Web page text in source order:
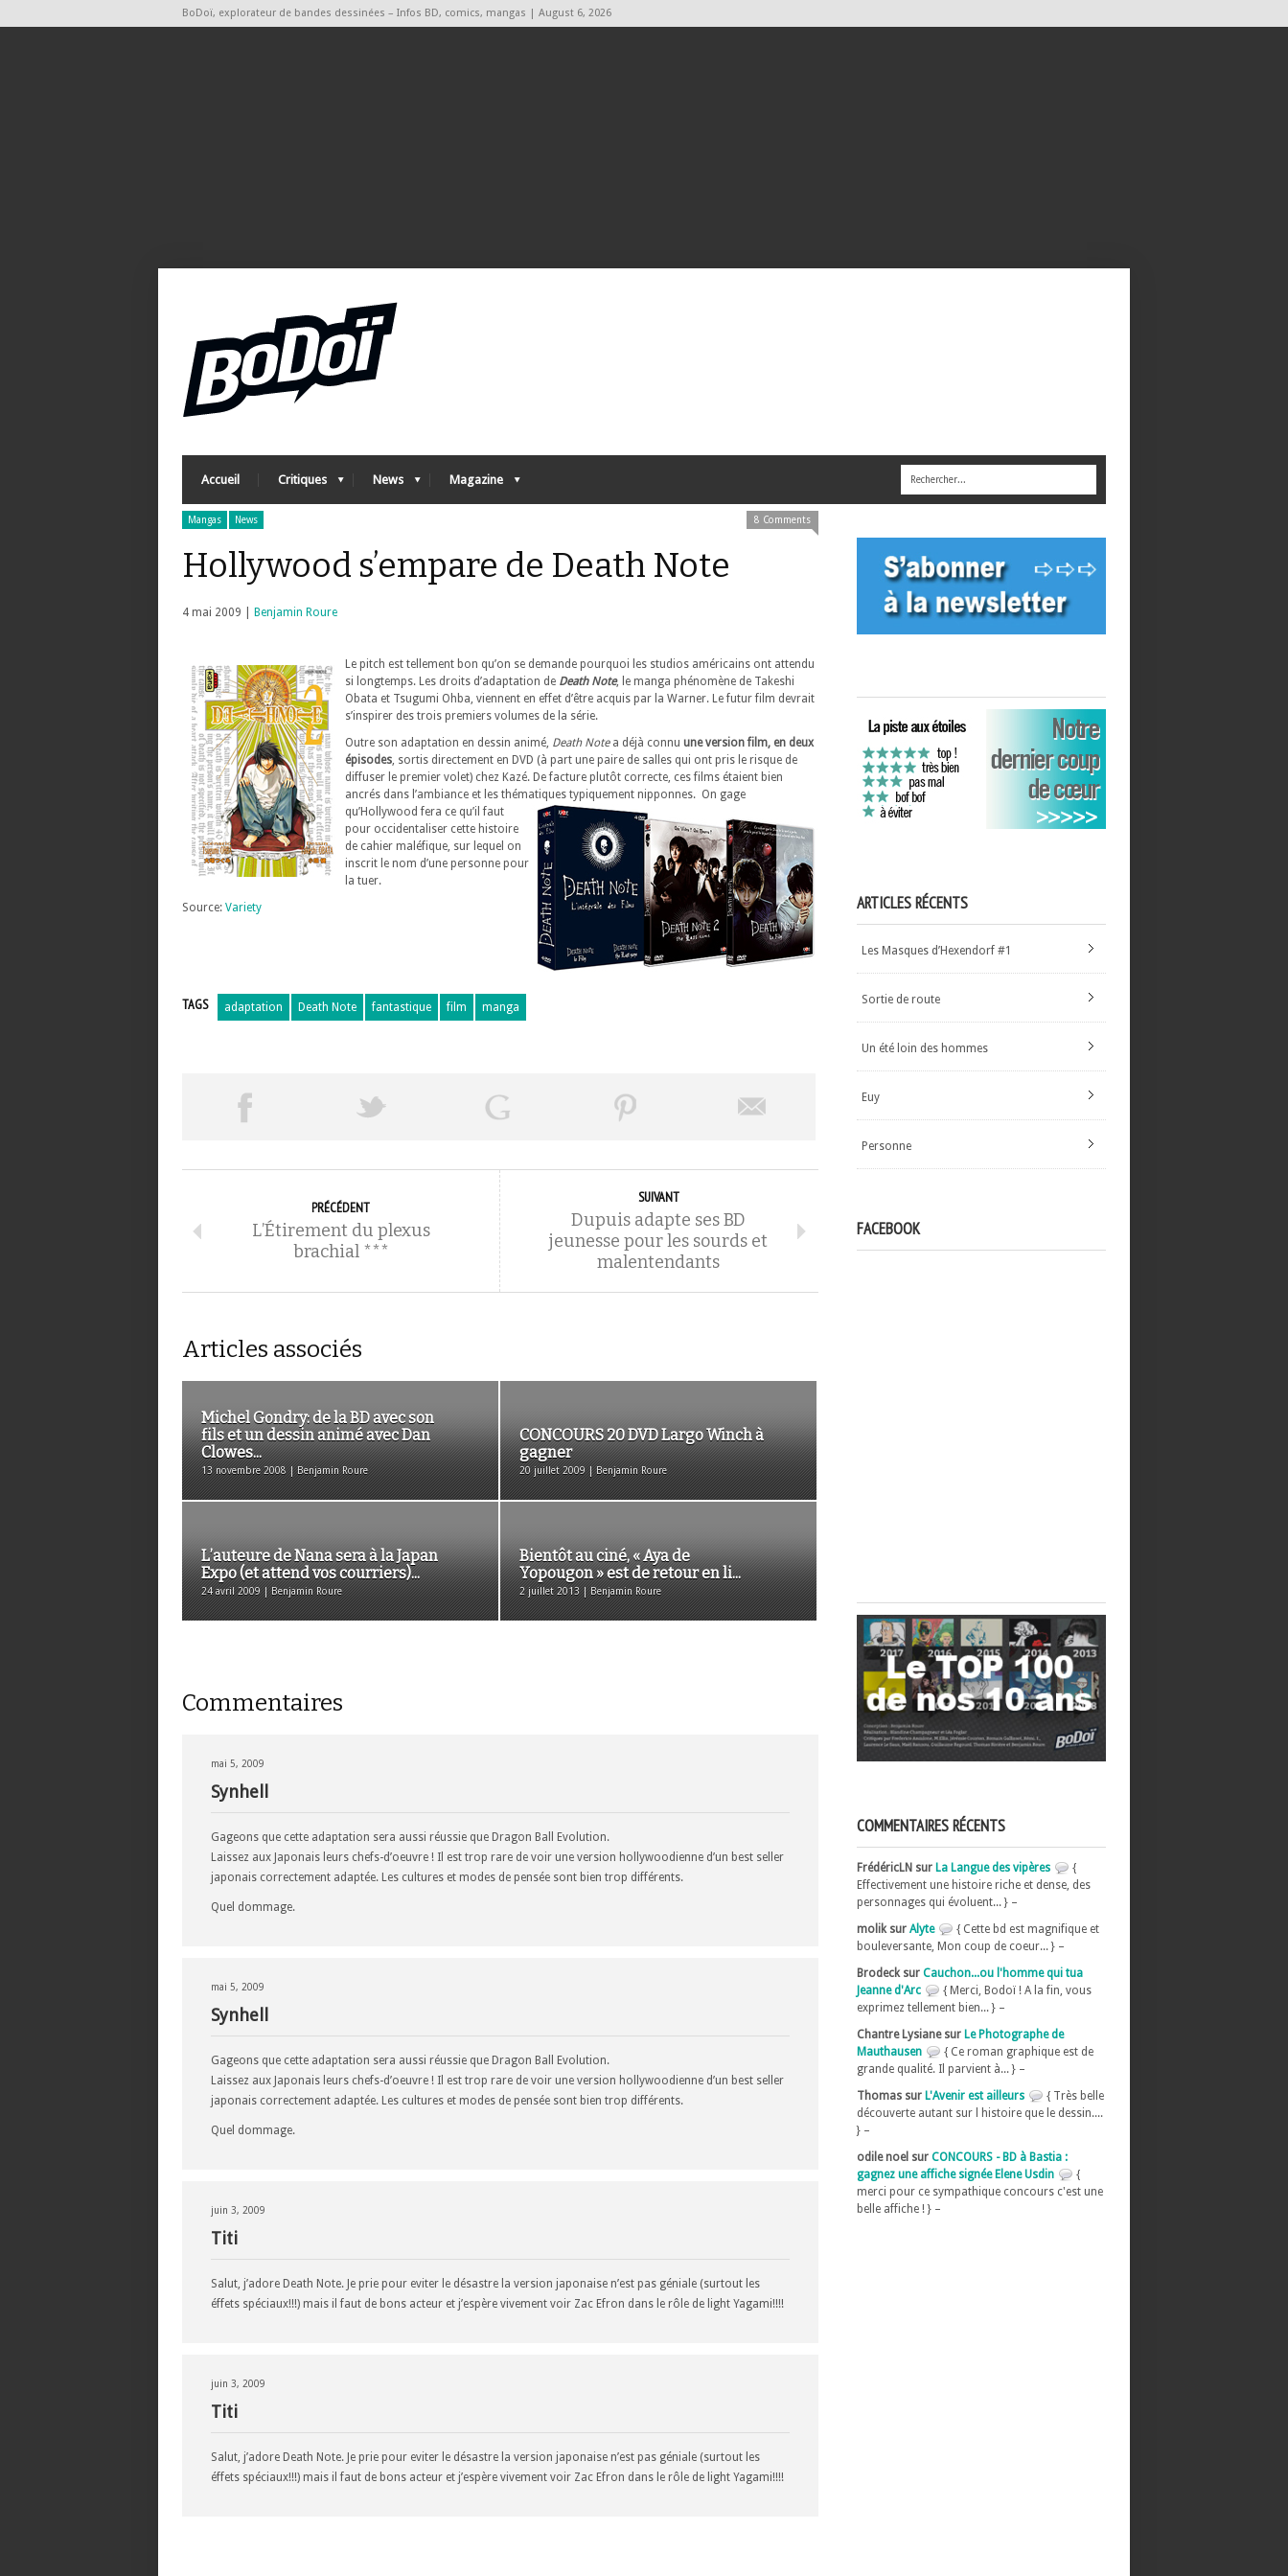
BoDoï, explorateur de bandes dessinées – Infos BD, comics, mangas | August 6, 2026
Accueil Critiques News Magazine
Mangas News 8 Comments
Hollywood s’empare de Death Note
4 mai 2009 | Benjamin Roure
Le pitch est tellement bon qu’on se demande pourquoi les studios américains ont attendu
si longtemps. Les droits d’adaptation de Death Note, le manga phénomène de Takeshi
Obata et Tsugumi Ohba, viennent en effet d’être acquis par la Warner. Le futur film devrait
s’inspirer des trois premiers volumes de la série.
Outre son adaptation en dessin animé, Death Notea déjà connu une version film, en deux
épisodes, sortis directement en DVD (à part une paire de salles qui ont pris le risque de
diffuser le premier volet) chez Kazé. De facture plutôt correcte, ces films étaient bien
ancrés dans l’ambiance et les thématiques typiquement nipponnes. On gage
qu’Hollywood fera ce qu’il faut
pour occidentaliser cette histoire
de cahier maléfique, sur lequel on
inscrit le nom d’une personne pour
la tuer.
Source: Variety
TAGS adaptation Death Note fantastique film manga
PRÉCÉDENT
L’Étirement du plexus
brachial ***
SUIVANT
Dupuis adapte ses BD
jeunesse pour les sourds et
malentendants
Articles associés
Michel Gondry: de la BD avec son
fils et un dessin animé avec Dan
Clowes...
13 novembre 2008 | Benjamin Roure
CONCOURS 20 DVD Largo Winch à
gagner
20 juillet 2009 | Benjamin Roure
L’auteure de Nana sera à la Japan
Expo (et attend vos courriers)...
24 avril 2009 | Benjamin Roure
Bientôt au ciné, « Aya de
Yopougon » est de retour en li...
2 juillet 2013 | Benjamin Roure
Commentaires
mai 5, 2009
Synhell
Gageons que cette adaptation sera aussi réussie que Dragon Ball Evolution.
Laissez aux Japonais leurs chefs-d’oeuvre ! Il est trop rare de voir une version hollywoodienne d’un best seller
japonais correctement adaptée. Les cultures et modes de pensée sont bien trop différents.
Quel dommage.
mai 5, 2009
Synhell
Gageons que cette adaptation sera aussi réussie que Dragon Ball Evolution.
Laissez aux Japonais leurs chefs-d’oeuvre ! Il est trop rare de voir une version hollywoodienne d’un best seller
japonais correctement adaptée. Les cultures et modes de pensée sont bien trop différents.
Quel dommage.
juin 3, 2009
Titi
Salut, j’adore Death Note. Je prie pour eviter le désastre la version japonaise n’est pas géniale (surtout les
éffets spéciaux!!!) mais il faut de bons acteur et j’espère vivement voir Zac Efron dans le rôle de light Yagami!!!!
juin 3, 2009
Titi
Salut, j’adore Death Note. Je prie pour eviter le désastre la version japonaise n’est pas géniale (surtout les
éffets spéciaux!!!) mais il faut de bons acteur et j’espère vivement voir Zac Efron dans le rôle de light Yagami!!!!
ARTICLES RÉCENTS
Les Masques d’Hexendorf #1
Sortie de route
Un été loin des hommes
Euy
Personne
FACEBOOK
COMMENTAIRES RÉCENTS
FrédéricLN sur La Langue des vipères
{
Effectivement une histoire riche et dense, des
personnages qui évoluent... } –
molik sur Alyte
{ Cette bd est magnifique et
bouleversante, Mon coup de coeur... } –
Brodeck sur Cauchon...ou l'homme qui tua
Jeanne d'Arc
{ Merci, Bodoï ! A la fin, vous
exprimez tellement bien... } –
Chantre Lysiane sur Le Photographe de
Mauthausen
{ Ce roman graphique est de
grande qualité. Il parvient à... } –
Thomas sur L'Avenir est ailleurs
{ Très belle
découverte autant sur l histoire que le dessin....
} –
odile noel sur CONCOURS - BD à Bastia :
gagnez une affiche signée Elene Usdin
{
merci pour ce sympathique concours c'est une
belle affiche ! } –